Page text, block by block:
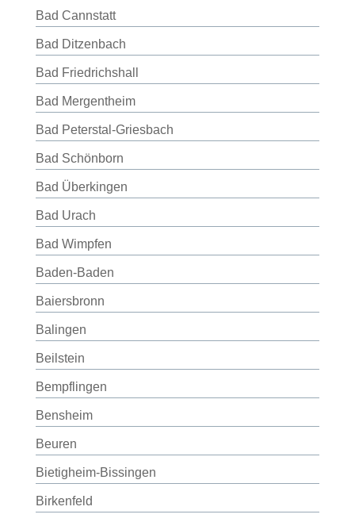
Bad Cannstatt
Bad Ditzenbach
Bad Friedrichshall
Bad Mergentheim
Bad Peterstal-Griesbach
Bad Schönborn
Bad Überkingen
Bad Urach
Bad Wimpfen
Baden-Baden
Baiersbronn
Balingen
Beilstein
Bempflingen
Bensheim
Beuren
Bietigheim-Bissingen
Birkenfeld